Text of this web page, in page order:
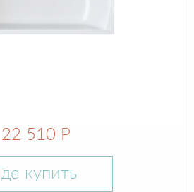
22 510 Р
Где купить